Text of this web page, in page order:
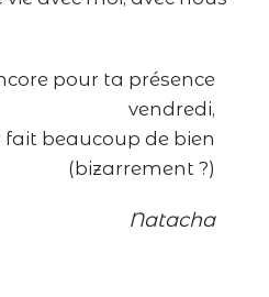
pour ta présence
vendredi,
fait beaucoup de bien
(bizarrement ?)
Natacha